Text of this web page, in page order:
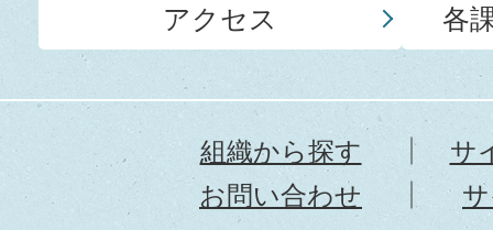
アクセス 各
組織から探す
サ
お問い合わせ